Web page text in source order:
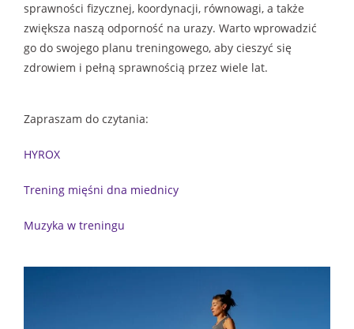
sprawności fizycznej, koordynacji, równowagi, a także
zwiększa naszą odporność na urazy. Warto wprowadzić
go do swojego planu treningowego, aby cieszyć się
zdrowiem i pełną sprawnością przez wiele lat.
Zapraszam do czytania:
HYROX
Trening mięśni dna miednicy
Muzyka w treningu